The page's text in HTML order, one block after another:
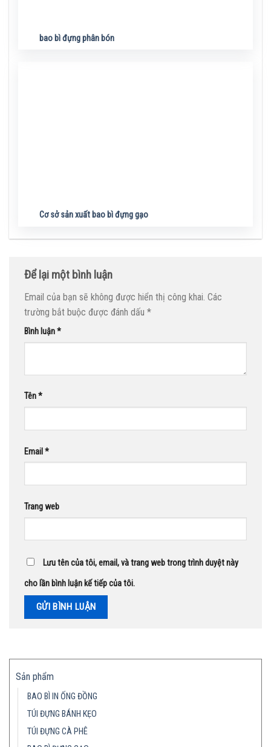
Sản phẩm
BAO BÌ IN ỐNG ĐỒNG
TÚI ĐỰNG BÁNH KẸO
TÚI ĐỰNG CÀ PHÊ
bao bì đựng phân bón
Cơ sở sản xuất bao bì đựng gạo
Để lại một bình luận
Email của bạn sẽ không được hiển thị công khai. Các
trường bắt buộc được đánh dấu *
Bình luận*
Tên*
Email *
Trang web
Lưu tên của tôi, email, và trang web trong trình duyệt này
cho lần bình luận kế tiếp của tôi.